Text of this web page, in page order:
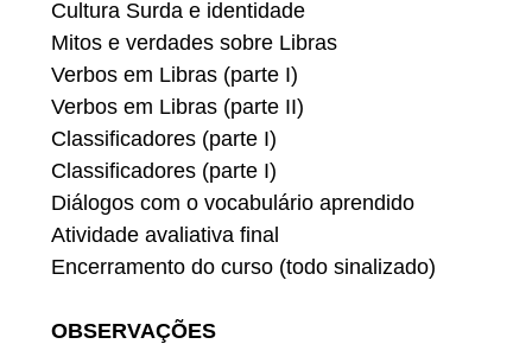
Cultura Surda e identidade
Mitos e verdades sobre Libras
Verbos em Libras (parte I)
Verbos em Libras (parte II)
Classificadores (parte I)
Classificadores (parte I)
Diálogos com o vocabulário aprendido
Atividade avaliativa final
Encerramento do curso (todo sinalizado)
OBSERVAÇÕES